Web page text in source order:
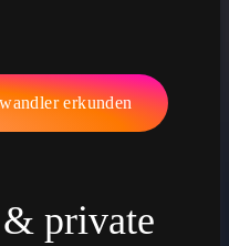
erkunden
private